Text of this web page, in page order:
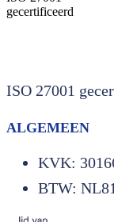
ISO 27001
ALGEMEEN
KVK:
BTW: